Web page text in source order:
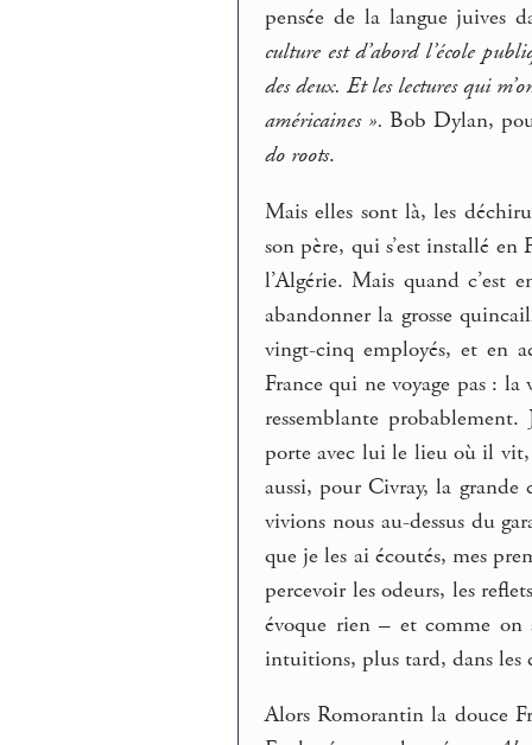
pensée de la langue juives
culture est d’abord l’école
des deux. Et les lectures qui
américaines ». Bob Dylan,
do roots.
Mais elles sont là, les
son père, qui s’est installé
l’Algérie. Mais quand c’est
abandonner la grosse
vingt-cinq employés, et en
France qui ne voyage pas :
ressemblante
porte avec lui le lieu où il vit,
aussi, pour Civray, la grande
vivions nous au-dessus du
que je les ai écoutés, mes
percevoir les odeurs, les
évoque rien – et comme on
intuitions, plus tard, dans les
Alors Romorantin la douce